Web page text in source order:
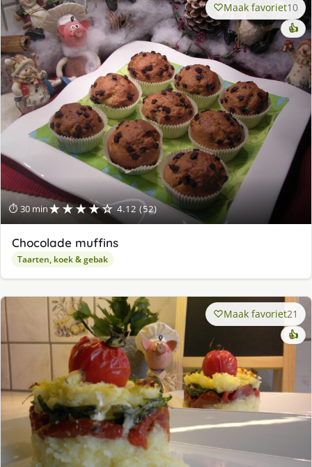
⏱ 30 min★★★★☆ 4.12 (52)
Maak favoriet10
👍
Chocolade muffins
Taarten, koek & gebak
Maak favoriet21
👍